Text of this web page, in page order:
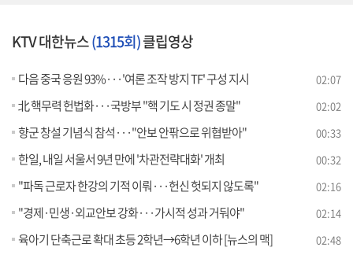
KTV 대한뉴스(1315회)클립영상
다음 중국 응원 93%···'여론 조작 방지 TF' 구성 지시 02:07
北 핵무력 헌법화···국방부 "핵 기도 시 정권 종말" 02:02
향군 창설 기념식 참석···"안보 안팎으로 위협받아" 00:33
한일, 내일 서울서 9년 만에 '차관전략대화' 개최 00:32
"파독 근로자 한강의 기적 이뤄···헌신 헛되지 않도록" 02:16
"경제·민생·외교안보 강화···가시적 성과 거둬야" 02:14
육아기 단축근로 확대 초등 2학년→6학년 이하 [뉴스의 맥] 02:48